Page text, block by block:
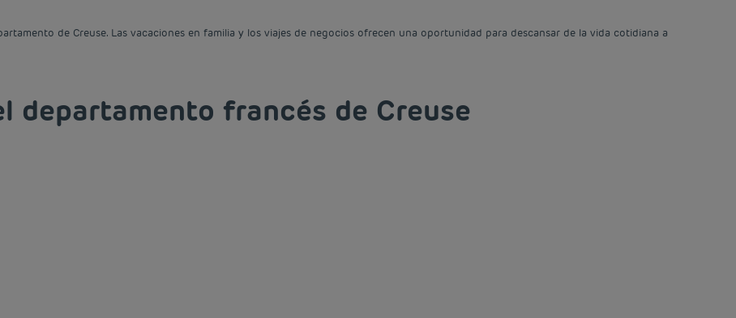
de Creuse. Las vacaciones en familia y los viajes de negocios ofrecen una oportunidad para descansar de la vida cotidiana a
departamento francés de Creuse